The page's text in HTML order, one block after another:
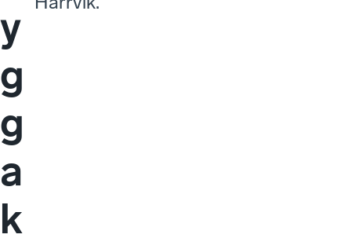
y
g
g
a
k